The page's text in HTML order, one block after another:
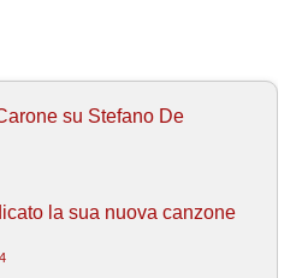
su Stefano De
la sua nuova canzone